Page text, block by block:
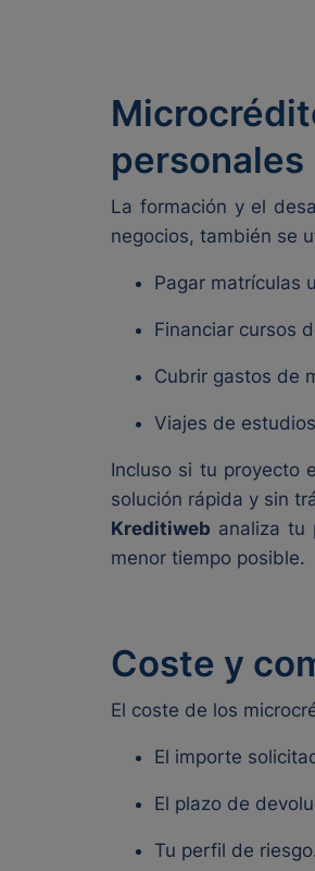
personales
La formación y el
negocios, también se
Pagar matrículas
Financiar cursos
Cubrir gastos de
Viajes de
Incluso si tu proyecto
solución rápida y sin
Kreditiweb analiza tu
menor tiempo posible.
Coste y
El coste de los
El importe
El plazo de
Tu perfil de